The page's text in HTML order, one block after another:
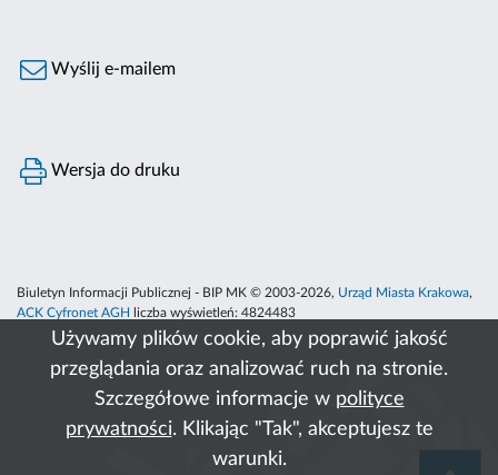
Używamy plików cookie, aby poprawić jakość
przeglądania oraz analizować ruch na stronie.
Szczegółowe informacje w polityce
prywatności. Klikając "Tak", akceptujesz te
warunki.
Wyślij e-mailem
Wersja do druku
Biuletyn Informacji Publicznej - BIP MK © 2003-2026, Urząd Miasta Krakowa,
ACK Cyfronet AGH
liczba wyświetleń: 4824483